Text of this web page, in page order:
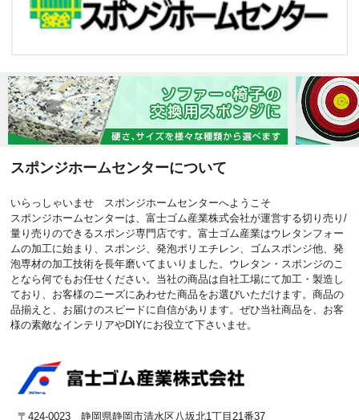
スポンジホームセンターについて
いらっしゃいませ スポンジホームセンターへようこそ
スポンジホームセンターは、富士ゴム産業株式会社が運営する切り売り/
量り売りのできるスポンジ専門店です。富士ゴム産業はウレタンフォー
ムの加工に始まり、スポンジ、発泡ポリエチレン、ゴムスポンジ他、発
泡専材の加工技術を長年磨いてまいりました。ウレタン・スポンジのこ
となら何でもお任せください。当社の商品は自社工場にて加工・製造し
ており、お客様のニーズにあわせた商品をお選びいただけます。商品の
品揃えと、お届けのスピードに自信があります。ぜひ当社商品を、お客
様の素敵なインテリアやDIYにお役立て下さいませ。
〒424-0023 静岡県静岡市清水区八坂北1丁目21番37